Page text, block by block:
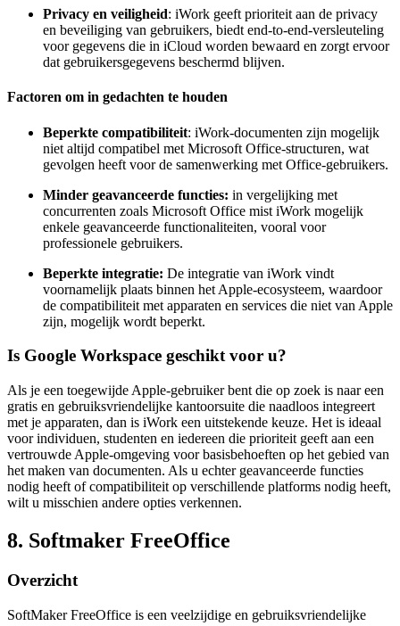
Privacy en veiligheid: iWork geeft prioriteit aan de privacy
en beveiliging van gebruikers, biedt end-to-end-versleuteling
voor gegevens die in iCloud worden bewaard en zorgt ervoor
dat gebruikersgegevens beschermd blijven.
Factoren om in gedachten te houden
Beperkte compatibiliteit: iWork-documenten zijn mogelijk
niet altijd compatibel met Microsoft Office-structuren, wat
gevolgen heeft voor de samenwerking met Office-gebruikers.
Minder geavanceerde functies: in vergelijking met
concurrenten zoals Microsoft Office mist iWork mogelijk
enkele geavanceerde functionaliteiten, vooral voor
professionele gebruikers.
Beperkte integratie: De integratie van iWork vindt
voornamelijk plaats binnen het Apple-ecosysteem, waardoor
de compatibiliteit met apparaten en services die niet van Apple
zijn, mogelijk wordt beperkt.
Is Google Workspace geschikt voor u?
Als je een toegewijde Apple-gebruiker bent die op zoek is naar een
gratis en gebruiksvriendelijke kantoorsuite die naadloos integreert
met je apparaten, dan is iWork een uitstekende keuze. Het is ideaal
voor individuen, studenten en iedereen die prioriteit geeft aan een
vertrouwde Apple-omgeving voor basisbehoeften op het gebied van
het maken van documenten. Als u echter geavanceerde functies
nodig heeft of compatibiliteit op verschillende platforms nodig heeft,
wilt u misschien andere opties verkennen.
8. Softmaker FreeOffice
Overzicht
SoftMaker FreeOffice is een veelzijdige en gebruiksvriendelijke